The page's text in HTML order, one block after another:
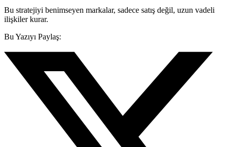
Bu stratejiyi benimseyen markalar, sadece satış değil, uzun vadeli
ilişkiler kurar.
Bu Yazıyı Paylaş: